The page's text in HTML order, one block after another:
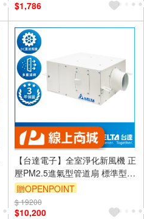
$1,786
【台達電子】全室淨化新風機 正
壓PM2.5進氣型管道扇 標準型
適用80坪 含濾網 控制面板另購
(VDB40AGXT-F)
贈OPENPOINT
訂單滿999享9折
$ 19200
$10,200